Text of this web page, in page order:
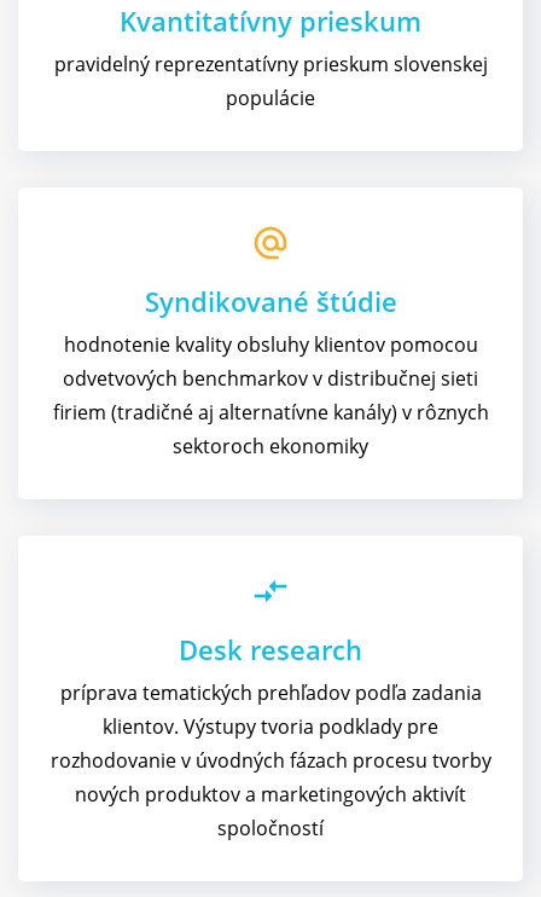
Kvantitatívny prieskum
pravidelný reprezentatívny prieskum slovenskej
populácie
alternate_email
Syndikované štúdie
hodnotenie kvality obsluhy klientov pomocou
odvetvových benchmarkov v distribučnej sieti
firiem (tradičné aj alternatívne kanály) v rôznych
sektoroch ekonomiky
compare_arrows
Desk research
príprava tematických prehľadov podľa zadania
klientov. Výstupy tvoria podklady pre
rozhodovanie v úvodných fázach procesu tvorby
nových produktov a marketingových aktivít
spoločností